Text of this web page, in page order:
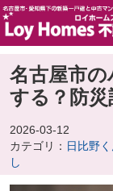
名古屋市
する？防
2026-03-12
カテゴリ： 日比野
し